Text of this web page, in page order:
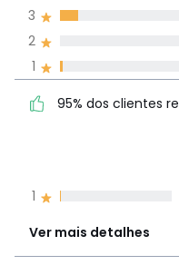
1
Ver mais detalhes
1
2
3
95% dos clientes